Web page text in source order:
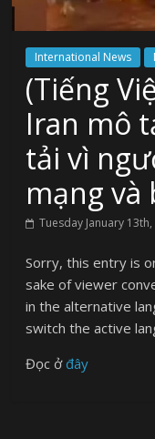
International News
(Tiếng
Iran mô
tải vì
mạng
Tuesday January
Sorry, this entry is
sake of viewer
in the alternative
switch the active
Đọc ởđây